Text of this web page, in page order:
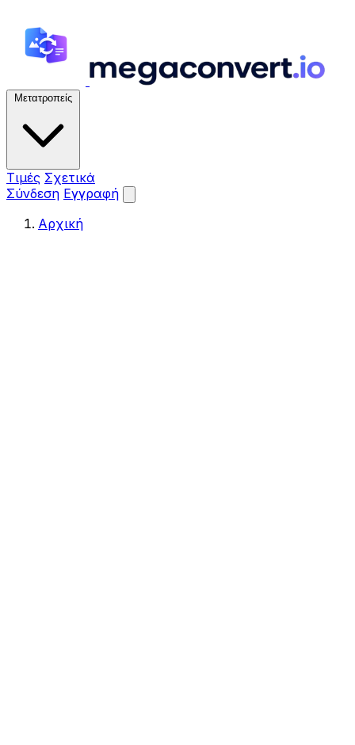
Μετατροπείς
Τιμές Σχετικά
Σύνδεση Εγγραφή
Αρχική